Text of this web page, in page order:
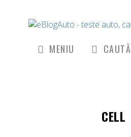
MENIU CAUTĂ
CELL